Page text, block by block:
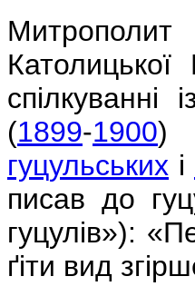
(1899-1900)
гуцульських і
писав до
гуцулів»):
ґіти вид